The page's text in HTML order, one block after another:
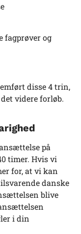
fagprøver og
disse 4 trin,
videre forløb.
på
timer. Hvis vi
for, at vi kan
danske
blive
i din